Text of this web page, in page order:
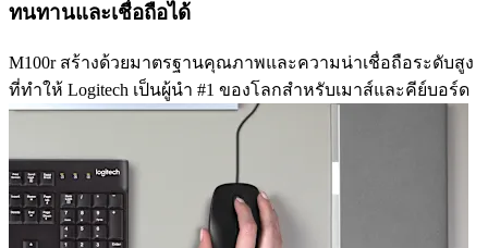
ทนทานและเชื่อถือได้
M100r สร้างด้วยมาตรฐานคุณภาพและความน่าเชื่อถือระดับสูง
ที่ทำให้ Logitech เป็นผู้นำ #1 ของโลกสำหรับเมาส์และคีย์บอร์ด